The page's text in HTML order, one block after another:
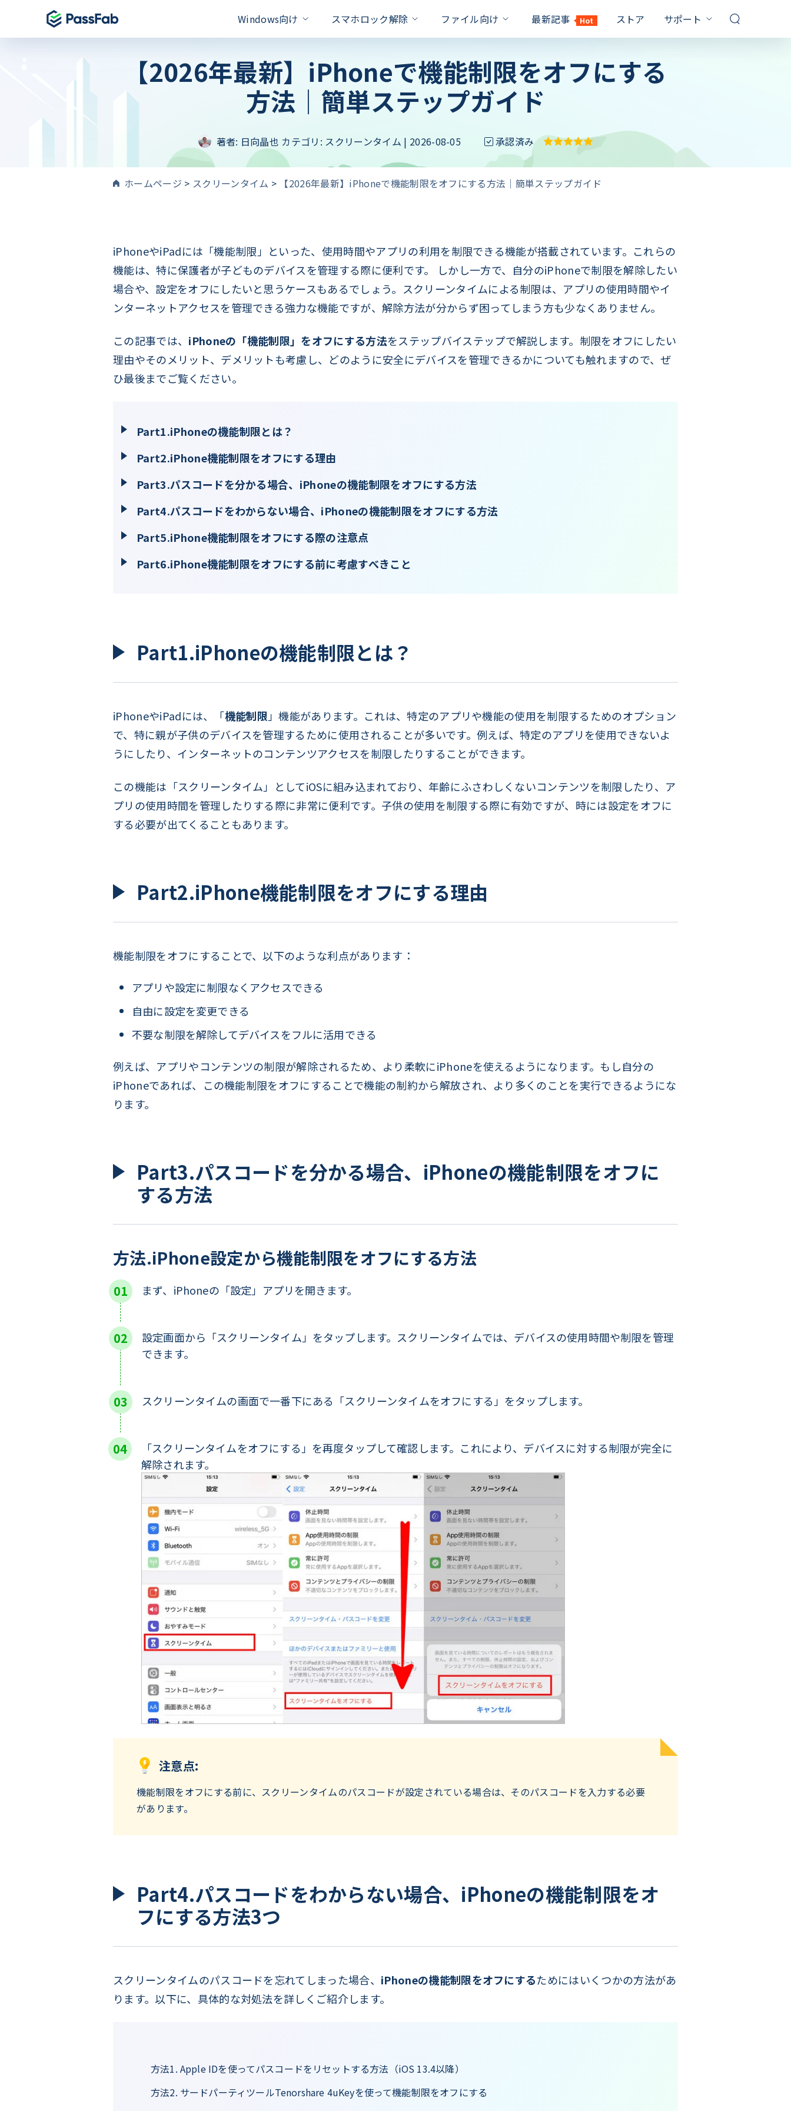
Windows向け
Windows 11 特集
PassFab 4WinKey
Windowsパスワードを即時にリセット
PassFab Duplicate File Deleter
重複ファイルを検出と削除
数回のクリックで200以上のWindows問題を
システムを安全かつ迅速に移行
画像と PDF からテキストを抽出 iSOをUSB/CD/DVDに書き込む
対策
Windows10 パスワード 解除
Windows7 パスワード 解除
Windows10 再 起動 終わら ない
スマホロック解除
製品
PassFab iPhone Unlock
Hot
iPhone画面とApple IDを数秒でロック解除
Android画面ロック/SamsungFRPロックを解除
PassFab Activation Unlock
iPhone/iPadに保存されている全てのパスワードを
検索
対策
iPhone 画面 ロック 解除
Android ロック解除 裏ワザ
Android パスワード 忘れた
処法
ファイル向け
製品
PassFab for Excel
Excelパスワードを即座に削除
PassFab for RAR
パスワードで保護されたRARファイルを解除
Wordファイルのロックを簡単に解除 パワーポイントパスワードの回復を保証
PassFab for Office PassFab for ZIP
対策
確認
最新記事 Hot ストア サポート
FQAs & 技術サポート
お問い合わせ
1000 以上の対策
YouTubeガイド
ビデオ説明ガイド
【2026年最新】iPhoneで機能制限をオフにする
方法│簡単ステップガイド
著者: 日向晶也 カテゴリ: スクリーンタイム | 2026-08-05 承認済み
ホームページ > スクリーンタイム > 【2026年最新】iPhoneで機能制限をオフにする方法│簡単ステップガイド
iPhoneやiPadには「機能制限」といった、使用時間やアプリの利用を制限できる機能が搭載されています。これらの
機能は、特に保護者が子どものデバイスを管理する際に便利です。 しかし一方で、自分のiPhoneで制限を解除したい
場合や、設定をオフにしたいと思うケースもあるでしょう。スクリーンタイムによる制限は、アプリの使用時間やイ
ンターネットアクセスを管理できる強力な機能ですが、解除方法が分からず困ってしまう方も少なくありません。
この記事では、 iPhoneの「機能制限」をオフにする方法をステップバイステップで解説します。制限をオフにしたい
理由やそのメリット、デメリットも考慮し、どのように安全にデバイスを管理できるかについても触れますので、ぜ
ひ最後までご覧ください。
Part1.iPhoneの機能制限とは？
Part2.iPhone機能制限をオフにする理由
Part3.パスコードを分かる場合、iPhoneの機能制限をオフにする方法
Part4.パスコードをわからない場合、iPhoneの機能制限をオフにする方法
Part5.iPhone機能制限をオフにする際の注意点
Part6.iPhone機能制限をオフにする前に考慮すべきこと
Part1.iPhoneの機能制限とは？
iPhoneやiPadには、「機能制限 」機能があります。これは、特定のアプリや機能の使用を制限するためのオプション
で、特に親が子供のデバイスを管理するために使用されることが多いです。例えば、特定のアプリを使用できないよ
うにしたり、インターネットのコンテンツアクセスを制限したりすることができます。
この機能は「スクリーンタイム」としてiOSに組み込まれており、年齢にふさわしくないコンテンツを制限したり、ア
プリの使用時間を管理したりする際に非常に便利です。子供の使用を制限する際に有効ですが、時には設定をオフに
する必要が出てくることもあります。
Part2.iPhone機能制限をオフにする理由
機能制限をオフにすることで、以下のような利点があります：
アプリや設定に制限なくアクセスできる
自由に設定を変更できる
不要な制限を解除してデバイスをフルに活用できる
例えば、アプリやコンテンツの制限が解除されるため、より柔軟にiPhoneを使えるようになります。もし自分の
iPhoneであれば、この機能制限をオフにすることで機能の制約から解放され、より多くのことを実行できるようにな
ります。
Part3.パスコードを分かる場合、iPhoneの機能制限をオフに
する方法
方法.iPhone設定から機能制限をオフにする方法
まず、iPhoneの「設定」アプリを開きます。
設定画面から「スクリーンタイム」をタップします。スクリーンタイムでは、デバイスの使用時間や制限を管理
できます。
スクリーンタイムの画面で一番下にある「スクリーンタイムをオフにする」をタップします。
「スクリーンタイムをオフにする」を再度タップして確認します。これにより、デバイスに対する制限が完全に
解除されます。
注意点:
機能制限をオフにする前に、スクリーンタイムのパスコードが設定されている場合は、そのパスコードを入力する必要
があります。
Part4.パスコードをわからない場合、iPhoneの機能制限をオ
フにする方法3つ
スクリーンタイムのパスコードを忘れてしまった場合、 iPhoneの機能制限をオフにするためにはいくつかの方法があ
ります。以下に、具体的な対処法を詳しくご紹介します。
方法1. Apple IDを使ってパスコードをリセットする方法（iOS 13.4以降）
方法2. サードパーティツールTenorshare 4uKeyを使って機能制限をオフにする